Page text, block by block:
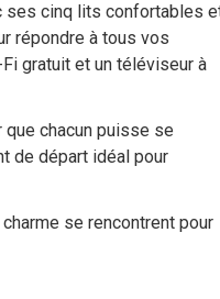
ses cinq lits confortables
répondre à tous vos
gratuit et un téléviseur à
chacun puisse se
de départ idéal pour
se rencontrent pour